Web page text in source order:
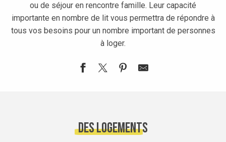
ou de séjour en rencontre famille. Leur capacité
importante en nombre de lit vous permettra de répondre à
tous vos besoins pour un nombre important de personnes
à loger.
Chalet du Schuss Valentinois
Centre Jeanne GeraudDES LOGEMENTS